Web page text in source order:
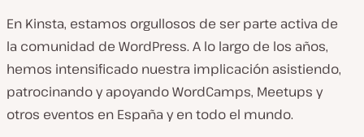
En Kinsta, estamos orgullosos de ser parte activa de
la comunidad de WordPress. A lo largo de los años,
hemos intensificado nuestra implicación asistiendo,
patrocinando y apoyando WordCamps, Meetups y
otros eventos en España y en todo el mundo.